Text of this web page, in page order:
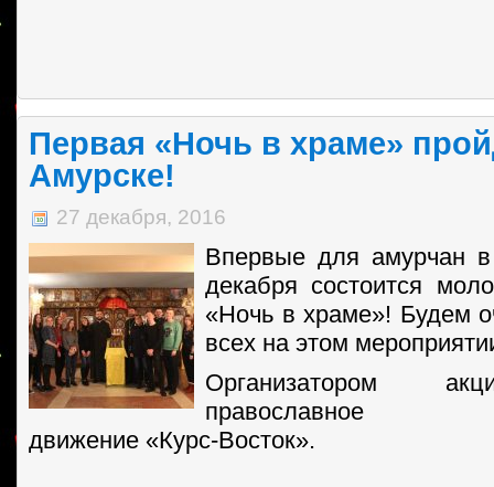
Первая «Ночь в храме»
Амурске!
27 декабря, 2016
Впервые для амурчан
декабря состоится
«Ночь в храме»! Будем
всех на этом
Организатором
православное
движение «Курс-Восток».